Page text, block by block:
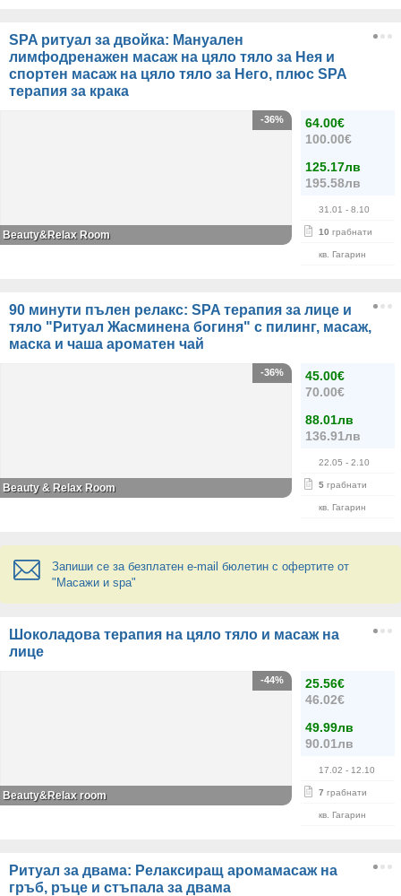
SPA ритуал за двойка: Мануален
лимфодренажен масаж на цяло тяло за Нея и
спортен масаж на цяло тяло за Него, плюс SPA
терапия за крака
64.00€
100.00€
125.17лв
195.58лв
31.01 - 8.10
10 грабнати
кв. Гагарин
-36%
Beauty&Relax Room
90 минути пълен релакс: SPA терапия за лице и
тяло "Ритуал Жасминена богиня" с пилинг, масаж,
маска и чаша ароматен чай
45.00€
70.00€
88.01лв
136.91лв
22.05 - 2.10
5 грабнати
кв. Гагарин
-36%
Beauty & Relax Room
Запиши се за безплатен e-mail бюлетин с офертите от
"Масажи и spa"
Шоколадова терапия на цяло тяло и масаж на
лице
25.56€
46.02€
49.99лв
90.01лв
17.02 - 12.10
7 грабнати
кв. Гагарин
-44%
Beauty&Relax room
Ритуал за двама: Релаксиращ аромамасаж на
гръб, ръце и стъпала за двама